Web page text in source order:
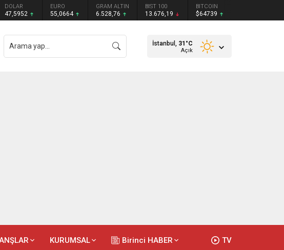
DOLAR
47,5952
EURO
55,0664
GRAM ALTIN
6.528,76
BIST 100
13.676,19
BITCOIN
$64739
İstanbul, 31 °C
Açık
KURUMSAL Birinci HABER TV